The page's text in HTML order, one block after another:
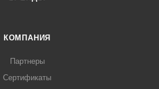
КОМПАНИЯ
Партнеры
Сертификаты